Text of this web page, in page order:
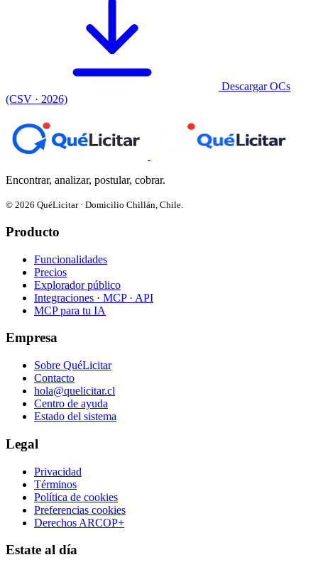
Descargar OCs
(CSV · 2026)
Encontrar, analizar, postular, cobrar.
© 2026 QuéLicitar · Domicilio Chillán, Chile.
Producto
Funcionalidades
Precios
Explorador público
Integraciones · MCP · API
MCP para tu IA
Empresa
Sobre QuéLicitar
Contacto
hola@quelicitar.cl
Centro de ayuda
Estado del sistema
Legal
Privacidad
Términos
Política de cookies
Preferencias cookies
Derechos ARCOP+
Estate al día